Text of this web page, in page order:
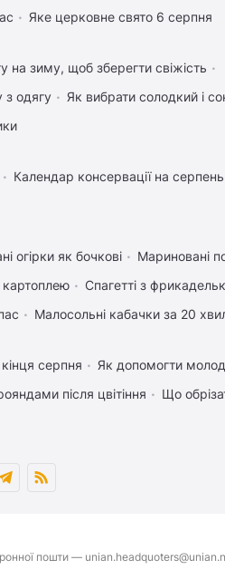
Яке церковне свято 6 серпня
на зиму, щоб зберегти свіжість
з одягу
Як вибрати солодкий і
Календар консервації на
огірки як бочкові
Мариновані
Спагетті з
Малосольні кабачки за 20
серпня
Як допомогти
після цвітіння
Що
пошти — unian.headquoters@unian.net.